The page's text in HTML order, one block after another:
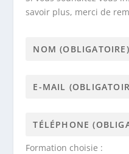
savoir plus, merci de
Formation choisie :